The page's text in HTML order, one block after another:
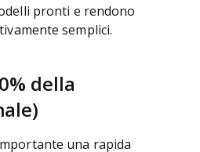
pronti e rendono
semplici.
della
una rapida